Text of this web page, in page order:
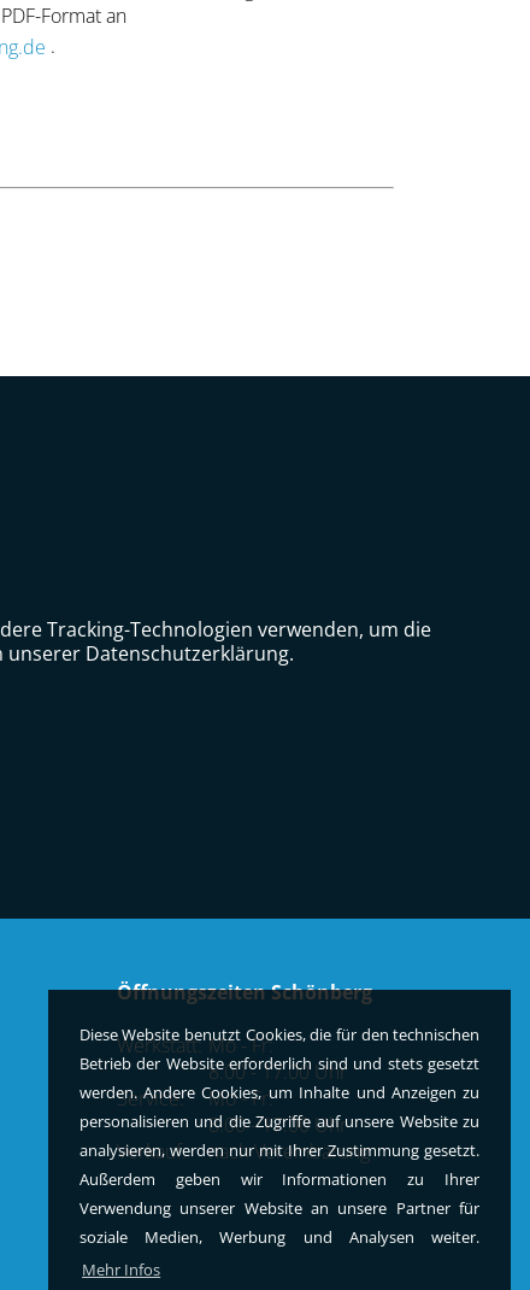
Diese Website benutzt Cookies, die für den technischen
Betrieb der Website erforderlich sind und stets gesetzt
werden. Andere Cookies, um Inhalte und Anzeigen zu
personalisieren und die Zugriffe auf unsere Website zu
analysieren, werden nur mit Ihrer Zustimmung gesetzt.
Außerdem geben wir Informationen zu Ihrer
Verwendung unserer Website an unsere Partner für
soziale Medien, Werbung und Analysen weiter.
Mehr Infos
Format an
.
Tracking-Technologien verwenden, um die
Datenschutzerklärung.
Öffnungszeiten Schönberg
Werkstatt: Mo - Fr:
8.00 - 17.00 Uhr
Service:
Mo - Fr:
8.00 - 17.00 Uhr
Verkauf:
nach Vereinbarung